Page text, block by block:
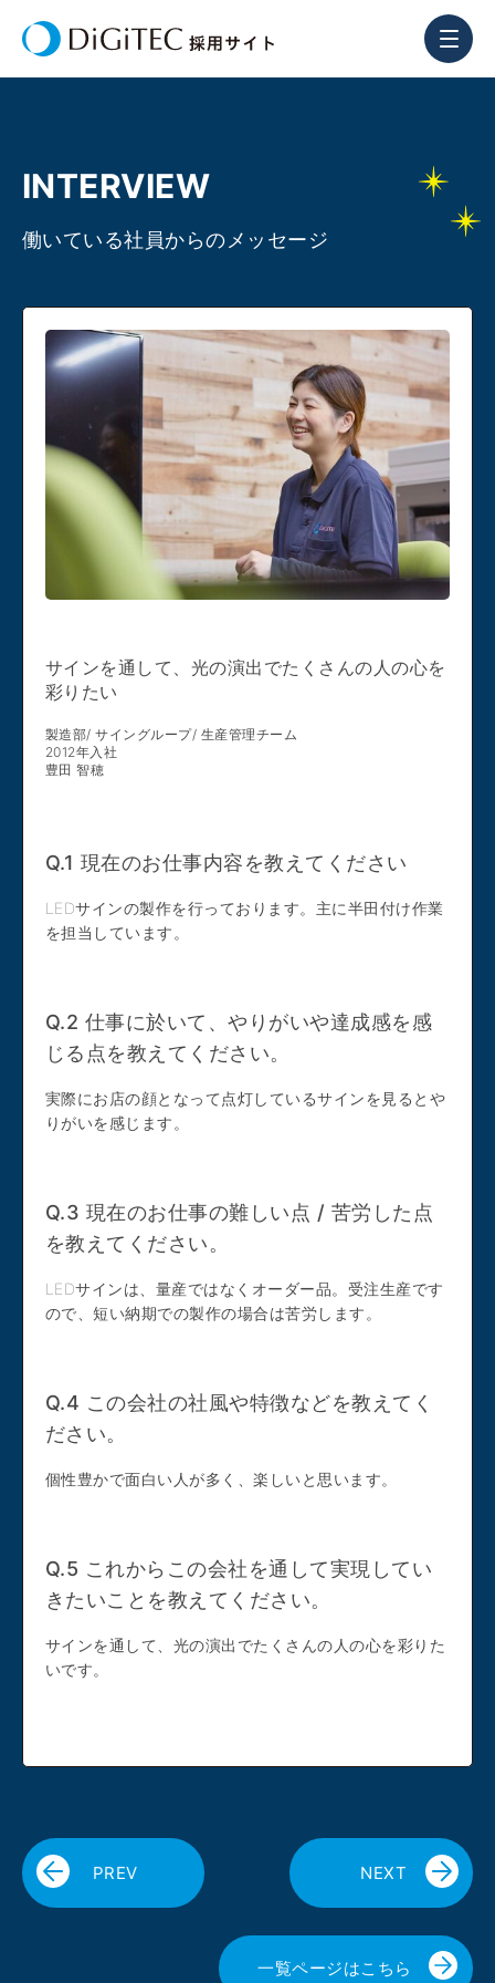
INTERVIEW
働いている社員からのメッセージ
サインを通して、光の演出でたくさんの人の心を
彩りたい
製造部/ サイングループ/ 生産管理チーム
2012年入社
豊田 智穂
Q.1 現在のお仕事内容を教えてください
LEDサインの製作を行っております。主に半田付け作業
を担当しています。
Q.2 仕事に於いて、やりがいや達成感を感
じる点を教えてください。
実際にお店の顔となって点灯しているサインを見るとや
りがいを感じます。
Q.3 現在のお仕事の難しい点 / 苦労した点
を教えてください。
LEDサインは、量産ではなくオーダー品。受注生産です
ので、短い納期での製作の場合は苦労します。
Q.4 この会社の社風や特徴などを教えてく
ださい。
個性豊かで面白い人が多く、楽しいと思います。
Q.5 これからこの会社を通して実現してい
きたいことを教えてください。
サインを通して、光の演出でたくさんの人の心を彩りた
いです。
PREV NEXT
一覧ページはこちら